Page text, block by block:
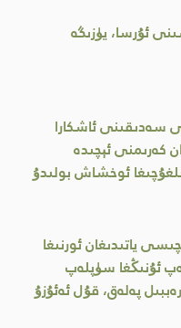
ئۇرسا، يۈزىگە
سەدىقىنى ئاشكارا
كەرىمنى ئېچىدە
ئوخشاش بولىدۇ
ياتىدىغان ئورنىغا
ئۇنىڭغا سۈپلەپ
پەلەق، قۇل ئەئۇزۇ